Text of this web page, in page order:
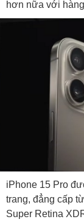
hơn nữa với
iPhone 15 Pro
trang, đẳng cấp
Super Retina